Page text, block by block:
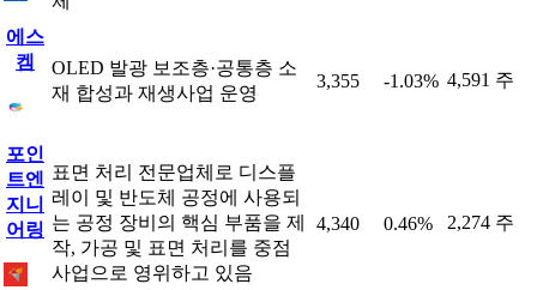
에스
켐
OLED 발광 보조층·공통층 소
재 합성과 재생사업 운영
3,355 -1.03% 4,591 주
포인
트엔
지니
어링
표면 처리 전문업체로 디스플
레이 및 반도체 공정에 사용되
는 공정 장비의 핵심 부품을 제
작, 가공 및 표면 처리를 중점
사업으로 영위하고 있음
4,340 0.46% 2,274 주